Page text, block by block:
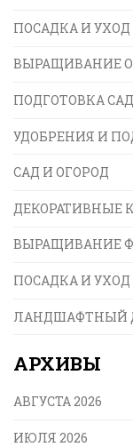
ПОСАДКА И
ВЫРАЩИВАНИЕ
ПОДГОТОВКА
УДОБРЕНИЯ И
САД И ОГОРОД
ДЕКОРАТИВНЫЕ
ВЫРАЩИВАНИЕ
ПОСАДКА И
ЛАНДШАФТНЫЙ
АРХИВЫ
АВГУСТА 2026
ИЮЛЯ 2026